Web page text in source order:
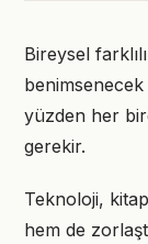
Bireysel
yüzden her
gerekir.
Teknoloji,
hem de